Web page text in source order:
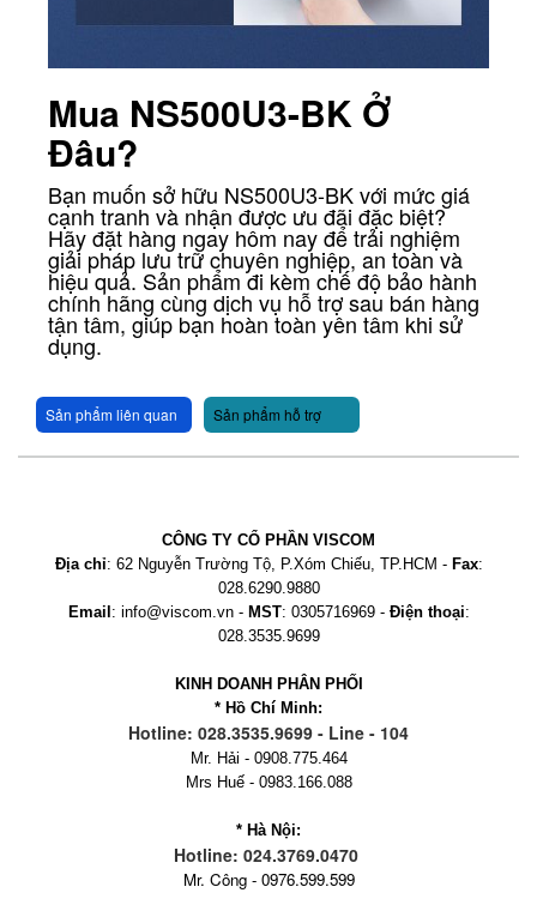
Mua NS500U3-BK Ở
Đâu?
Bạn muốn sở hữu NS500U3-BK với mức giá
cạnh tranh và nhận được ưu đãi đặc biệt?
Hãy đặt hàng ngay hôm nay để trải nghiệm
giải pháp lưu trữ chuyên nghiệp, an toàn và
hiệu quả. Sản phẩm đi kèm chế độ bảo hành
chính hãng cùng dịch vụ hỗ trợ sau bán hàng
tận tâm, giúp bạn hoàn toàn yên tâm khi sử
dụng.
Sản phẩm liên quan Sản phẩm hỗ trợ
CÔNG TY CỔ PHẦN VISCOM
Địa chỉ: 62 Nguyễn Trường Tộ, P.Xóm Chiếu, TP.HCM - Fax:
028.6290.9880
Email : info@viscom.vn - MST: 0305716969 - Điện thoại:
028.3535.9699
KINH DOANH PHÂN PHỐI
* Hồ Chí Minh:
Hotline: 028.3535.9699 - Line - 104
Mr. Hải - 0908.775.464
Mrs Huế - 0983.166.088
* Hà Nội:
Hotline: 024.3769.0470
Mr. Công - 0976.599.599